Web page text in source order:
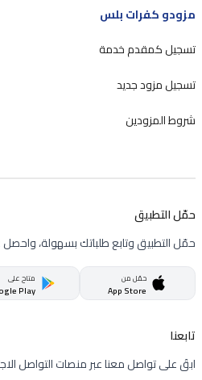
مزودو كفرات بلس
تسجيل كمقدم خدمة
تسجيل مزود جديد
شروط المزودين
حمّل التطبيق
حمّل التطبيق وتابع طلباتك بسهولة،
حمّل من
App Store
متاح على
Play
تابعنا
ابقَ على تواصل معنا عبر منصات التواصل